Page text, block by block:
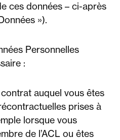
ces données – ci-après
»).
Personnelles
:
contrat auquel vous êtes
prises à
lorsque vous
de l’ACL ou êtes